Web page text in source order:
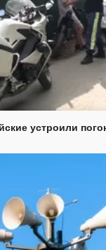
устроили